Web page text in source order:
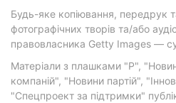
Будь-яке копіювання, передрук
фотографічних творів та/або
правовласника Getty Images —
Матеріали з плашками "Р",
компаній", "Новини партій",
"Спецпроект за підтримки"